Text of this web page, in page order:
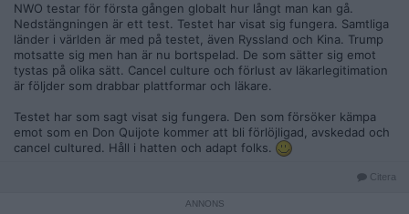
Samhället har slagits isär genom massinvandring och extrem
feminism. Greta Thunberg och andra försöker slå isär
familjerna genom att säga att barnen vet bättre än de vuxna
och därför bör bestämma i familjerna. Internettrollen slår isär
diskussioner med personangrepp. Även internet slås isär. För
att nå Flashback måste jag nu köra VPN från Sverige. Andra
sajter är ännu opåverkade.
Jag har ingen grund i historia. Men det känns som en av de
största förändringarna någonsin i historien. Vi får hoppas att
det finns unga som förstår vad som händer och protesterar.
folket, t.ex till EU som styrs av lobbygrupper och
NWO testar för första gången globalt hur långt man kan gå.
Nedstängningen är ett test. Testet har visat sig fungera. Samtliga
länder i världen är med på testet, även Ryssland och Kina. Trump
motsatte sig men han är nu bortspelad. De som sätter sig emot
tystas på olika sätt. Cancel culture och förlust av läkarlegitimation
är följder som drabbar plattformar och läkare.
Testet har som sagt visat sig fungera. Den som försöker kämpa
emot som en Don Quijote kommer att bli förlöjligad, avskedad och
cancel cultured. Håll i hatten och adapt folks.
Citera